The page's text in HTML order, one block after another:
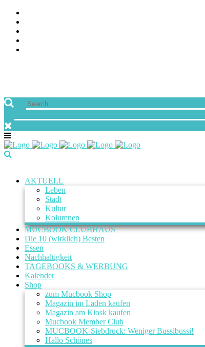
AKTUELL
Leben
Stadt
Kultur
Kolumnen
MUCBOOK CLUBHAUS
Die 10 (wirklich) Besten
Essen
Nachhaltigkeit
TAGEBOOKS & WERBUNG
Kalender
Shop
zum Mucbook Shop
Magazin im Laden kaufen
Magazin am Kiosk kaufen
Mucbook Member Club
MUCBOOK-Siebdruck: Weniger Bussibussi!
Hallo Schönes